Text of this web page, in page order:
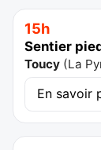
15h
Sentier
Toucy (La
En savoir